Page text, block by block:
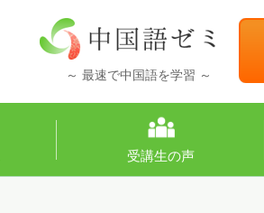
～ 最速で中国語を学習 ～
受講生の声